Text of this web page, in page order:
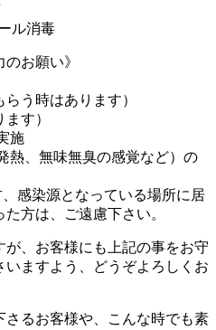
ル消毒
お願い》
う時はあります）
す）
施
熱、無味無臭の感覚など）の
感染源となっている場所に居
方は、ご遠慮下さい。
、お客様にも上記の事をお守
いますよう、どうぞよろしくお
るお客様や、こんな時でも素